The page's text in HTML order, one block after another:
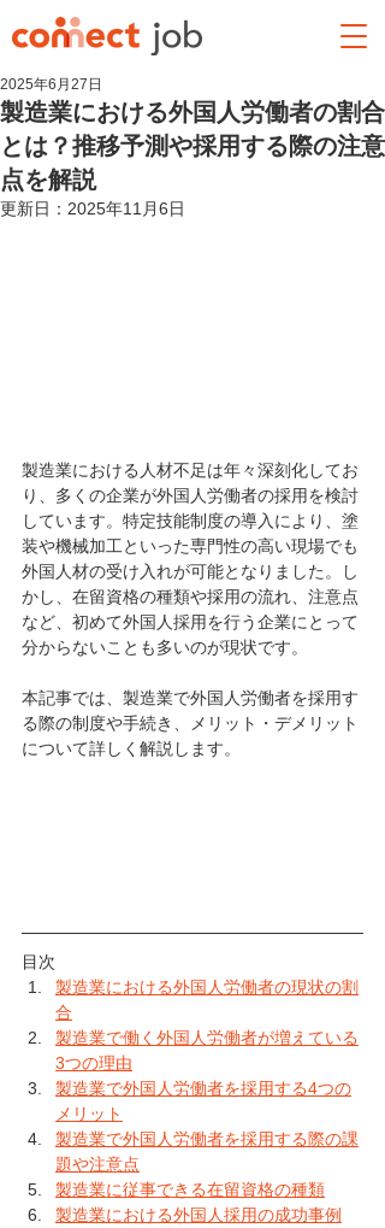
製造業における外国人労働者の割合
とは？推移予測や採用する際の注意
点を解説
2025年6月27日
更新日： 2025年11月6日
製造業における人材不足は年々深刻化してお
り、多くの企業が外国人労働者の採用を検討
しています。特定技能制度の導入により、塗
装や機械加工といった専門性の高い現場でも
外国人材の受け入れが可能となりました。し
かし、在留資格の種類や採用の流れ、注意点
など、初めて外国人採用を行う企業にとって
分からないことも多いのが現状です。
本記事では、製造業で外国人労働者を採用す
る際の制度や手続き、メリット・デメリット
について詳しく解説します。
目次
製造業における外国人労働者の現状の割
合
製造業で働く外国人労働者が増えている
3つの理由
製造業で外国人労働者を採用する4つの
メリット
製造業で外国人労働者を採用する際の課
題や注意点
製造業に従事できる在留資格の種類
製造業における外国人採用の成功事例